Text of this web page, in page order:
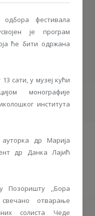
одбора фестивала
је програм
ће бити одржана
сати, у музеј кући
монографије
института
др Марија
др Данка Лајић
Позоришту ,,Бора
отварање
солиста Чеде